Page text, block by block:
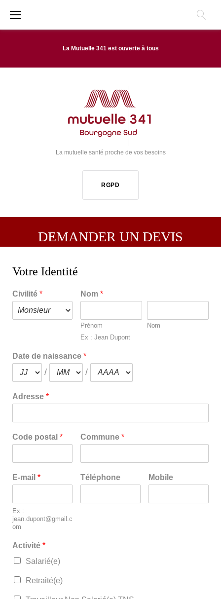
La Mutuelle 341 est ouverte à tous
La mutuelle santé proche de vos besoins
RGPD
e
DEMANDER UN DEVIS
Votre Identité
Civilité * Nom *
Prénom
Nom
Ex : Jean Dupont
Date de naissance *
/ /
Adresse *
Code postal * Commune *
E-mail *
Ex :
jean.dupont@gmail.c
om
Téléphone Mobile
Activité *
Salarié(e)
Retraité(e)